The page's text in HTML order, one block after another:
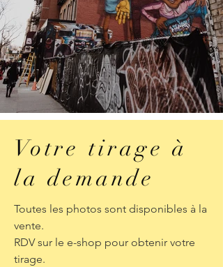
Votre tirage à
la demande
Toutes les photos sont disponibles à la
vente.
RDV sur le e-shop pour obtenir votre
tirage.